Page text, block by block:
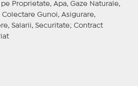
Proprietate, Apa, Gaze Naturale,
Colectare Gunoi, Asigurare,
Salarii, Securitate; Contract